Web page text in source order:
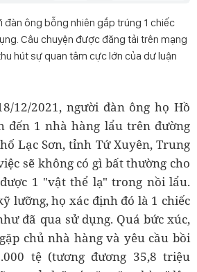
đàn ông bỗng nhiên gắp trúng 1 chiếc
Câu chuyện được đăng tải trên mạng
hút sự quan tâm cực lớn của dư luận
12/2021, người đàn ông họ Hồ
đến 1 nhà hàng lẩu trên đường
Lạc Sơn, tỉnh Tứ Xuyên, Trung
sẽ không có gì bất thường cho
1 "vật thể lạ" trong nồi lẩu.
lưỡng, họ xác định đó là 1 chiếc
đã qua sử dụng. Quá bức xúc,
chủ nhà hàng và yêu cầu bồi
tệ (tương đương 35,8 triệu